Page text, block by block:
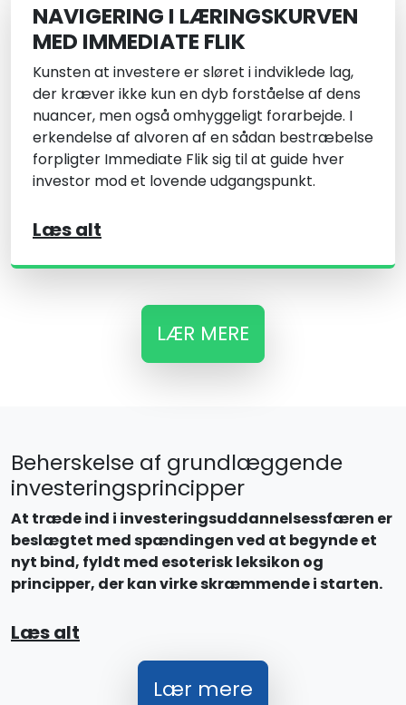
NAVIGERING I LÆRINGSKURVEN
MED IMMEDIATE FLIK
Kunsten at investere er sløret i indviklede lag,
der kræver ikke kun en dyb forståelse af dens
nuancer, men også omhyggeligt forarbejde. I
erkendelse af alvoren af en sådan bestræbelse
forpligter Immediate Flik sig til at guide hver
investor mod et lovende udgangspunkt.
Læs alt
LÆR MERE
Beherskelse af grundlæggende
investeringsprincipper
At træde ind i investeringsuddannelsessfæren er
beslægtet med spændingen ved at begynde et
nyt bind, fyldt med esoterisk leksikon og
principper, der kan virke skræmmende i starten.
Læs alt
Lær mere